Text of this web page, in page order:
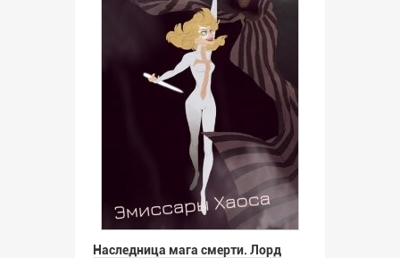
Наследница мага смерти. Лорд